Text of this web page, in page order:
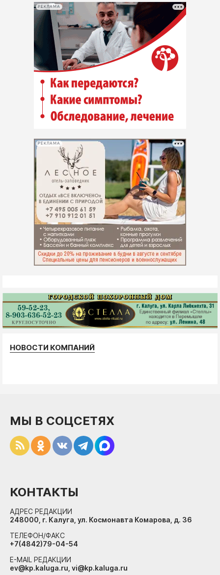
РЕКЛАМА
РЕКЛАМА
НОВОСТИ КОМПАНИЙ
МЫ В СОЦСЕТЯХ
КОНТАКТЫ
АДРЕС РЕДАКЦИИ
248000, г. Калуга, ул. Космонавта Комарова, д. 36
ТЕЛЕФОН/ФАКС
+7(4842)79-04-54
E-MAIL РЕДАКЦИИ
ev@kp.kaluga.ru, vi@kp.kaluga.ru